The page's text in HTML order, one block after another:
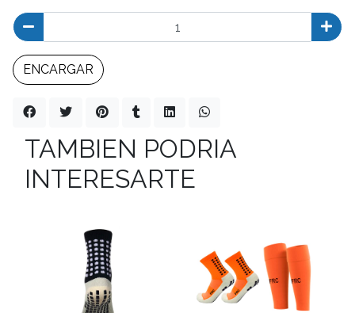
ENCARGAR
TAMBIEN PODRIA
INTERESARTE